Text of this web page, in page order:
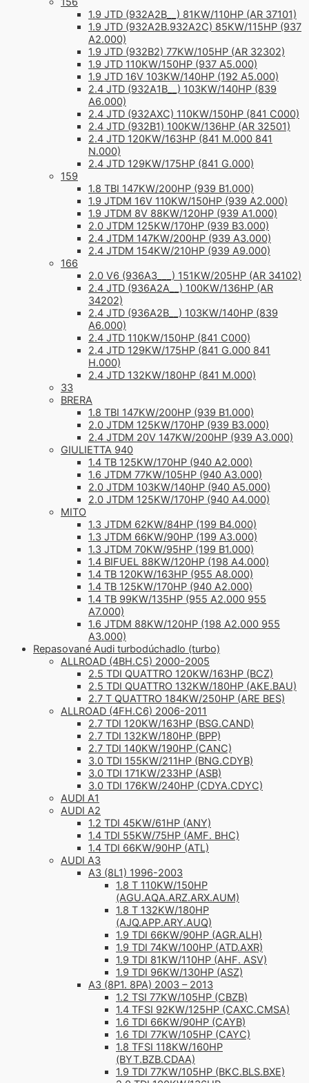
1.9 JTD (932A2B__) 81KW/110HP (AR 37101)
1.9 JTD (932A2B.932A2C) 85KW/115HP (937
A2.000)
1.9 JTD (932B2) 77KW/105HP (AR 32302)
1.9 JTD 110KW/150HP (937 A5.000)
1.9 JTD 16V 103KW/140HP (192 A5.000)
2.4 JTD (932A1B__) 103KW/140HP (839
A6.000)
2.4 JTD (932AXC) 110KW/150HP (841 C000)
2.4 JTD (932B1) 100KW/136HP (AR 32501)
2.4 JTD 120KW/163HP (841 M.000 841
N.000)
2.4 JTD 129KW/175HP (841 G.000)
159
1.8 TBI 147KW/200HP (939 B1.000)
1.9 JTDM 16V 110KW/150HP (939 A2.000)
1.9 JTDM 8V 88KW/120HP (939 A1.000)
2.0 JTDM 125KW/170HP (939 B3.000)
2.4 JTDM 147KW/200HP (939 A3.000)
2.4 JTDM 154KW/210HP (939 A9.000)
166
2.0 V6 (936A3___) 151KW/205HP (AR 34102)
2.4 JTD (936A2A__) 100KW/136HP (AR
34202)
2.4 JTD (936A2B__) 103KW/140HP (839
A6.000)
2.4 JTD 110KW/150HP (841 C000)
2.4 JTD 129KW/175HP (841 G.000 841
H.000)
2.4 JTD 132KW/180HP (841 M.000)
33
BRERA
1.8 TBI 147KW/200HP (939 B1.000)
2.0 JTDM 125KW/170HP (939 B3.000)
2.4 JTDM 20V 147KW/200HP (939 A3.000)
GIULIETTA 940
1.4 TB 125KW/170HP (940 A2.000)
1.6 JTDM 77KW/105HP (940 A3.000)
2.0 JTDM 103KW/140HP (940 A5.000)
2.0 JTDM 125KW/170HP (940 A4.000)
MITO
1.3 JTDM 62KW/84HP (199 B4.000)
1.3 JTDM 66KW/90HP (199 A3.000)
1.3 JTDM 70KW/95HP (199 B1.000)
1.4 BIFUEL 88KW/120HP (198 A4.000)
1.4 TB 120KW/163HP (955 A8.000)
1.4 TB 125KW/170HP (940 A2.000)
1.4 TB 99KW/135HP (955 A2.000 955
A7.000)
1.6 JTDM 88KW/120HP (198 A2.000 955
A3.000)
Repasované Audi turbodúchadlo (turbo)
ALLROAD (4BH.C5) 2000-2005
2.5 TDI QUATTRO 120KW/163HP (BCZ)
2.5 TDI QUATTRO 132KW/180HP (AKE.BAU)
2.7 T QUATTRO 184KW/250HP (ARE BES)
ALLROAD (4FH.C6) 2006-2011
2.7 TDI 120KW/163HP (BSG.CAND)
2.7 TDI 132KW/180HP (BPP)
2.7 TDI 140KW/190HP (CANC)
3.0 TDI 155KW/211HP (BNG.CDYB)
3.0 TDI 171KW/233HP (ASB)
3.0 TDI 176KW/240HP (CDYA.CDYC)
AUDI A1
AUDI A2
1.2 TDI 45KW/61HP (ANY)
1.4 TDI 55KW/75HP (AMF. BHC)
1.4 TDI 66KW/90HP (ATL)
AUDI A3
A3 (8L1) 1996-2003
1.8 T 110KW/150HP
(AGU.AQA.ARZ.ARX.AUM)
1.8 T 132KW/180HP
(AJQ.APP.ARY.AUQ)
1.9 TDI 66KW/90HP (AGR.ALH)
1.9 TDI 74KW/100HP (ATD.AXR)
1.9 TDI 81KW/110HP (AHF. ASV)
1.9 TDI 96KW/130HP (ASZ)
A3 (8P1. 8PA) 2003 – 2013
1.2 TSI 77KW/105HP (CBZB)
1.4 TFSI 92KW/125HP (CAXC.CMSA)
1.6 TDI 66KW/90HP (CAYB)
1.6 TDI 77KW/105HP (CAYC)
1.8 TFSI 118KW/160HP
(BYT.BZB.CDAA)
1.9 TDI 77KW/105HP (BKC.BLS.BXE)